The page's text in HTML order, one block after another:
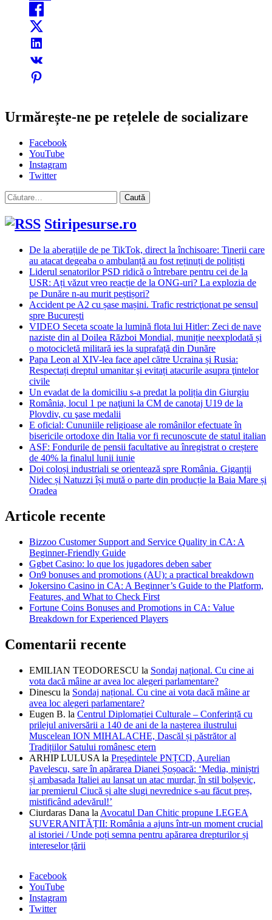
Urmărește-ne pe rețelele de socializare
Facebook
YouTube
Instagram
Twitter
Caută
după:
Stiripesurse.ro
De la aberațiile de pe TikTok, direct la închisoare: Tinerii care
au atacat degeaba o ambulanță au fost reținuți de polițiști
Liderul senatorilor PSD ridică o întrebare pentru cei de la
USR: Ați văzut vreo reacție de la ONG-uri? La explozia de
pe Dunăre n-au murit peștișori?
Accident pe A2 cu șase mașini. Trafic restricţionat pe sensul
spre București
VIDEO Seceta scoate la lumină flota lui Hitler: Zeci de nave
naziste din al Doilea Război Mondial, muniție neexplodată și
o motocicletă militară ies la suprafață din Dunăre
Papa Leon al XIV-lea face apel către Ucraina și Rusia:
Respectați dreptul umanitar şi evitați atacurile asupra ţintelor
civile
Un evadat de la domiciliu s-a predat la poliția din Giurgiu
România, locul 1 pe naţiuni la CM de canotaj U19 de la
Plovdiv, cu şase medalii
E oficial: Cununiile religioase ale românilor efectuate în
bisericile ortodoxe din Italia vor fi recunoscute de statul italian
ASF: Fondurile de pensii facultative au înregistrat o creștere
de 40% la finalul lunii iunie
Doi coloși industriali se orientează spre România. Giganții
Nidec și Natuzzi își mută o parte din producție la Baia Mare și
Oradea
Articole recente
Bizzoo Customer Support and Service Quality in CA: A
Beginner-Friendly Guide
Ggbet Casino: lo que los jugadores deben saber
On9 bonuses and promotions (AU): a practical breakdown
Jokersino Casino in CA: A Beginner’s Guide to the Platform,
Features, and What to Check First
Fortune Coins Bonuses and Promotions in CA: Value
Breakdown for Experienced Players
Comentarii recente
EMILIAN TEODORESCU la Sondaj național. Cu cine ai
vota dacă mâine ar avea loc alegeri parlamentare?
Dinescu la Sondaj național. Cu cine ai vota dacă mâine ar
avea loc alegeri parlamentare?
Eugen B. la Centrul Diplomației Culturale – Conferință cu
prilejul aniversării a 140 de ani de la nașterea ilustrului
Muscelean ION MIHALACHE, Dascăl și păstrător al
Tradițiilor Satului românesc etern
ARHIP LULUSA la Președintele PNȚCD, Aurelian
Pavelescu, sare în apărarea Dianei Șoșoacă: ‘Media, miniștri
și ambasada Italiei au lansat un atac murdar, în stil bolșevic,
iar premierul Ciucă și alte slugi nevrednice s-au făcut preș,
mistificând adevărul!’
Ciurdaras Dana la Avocatul Dan Chitic propune LEGEA
SUVERANITĂȚII: România a ajuns într-un moment crucial
al istoriei / Unde poți semna pentru apărarea drepturilor și
intereselor țării
Facebook
YouTube
Instagram
Twitter